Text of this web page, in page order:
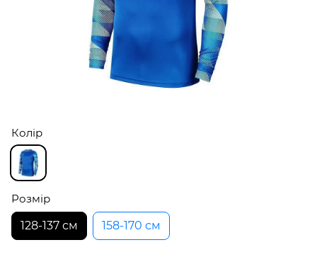
Колір
Розмір
128-137 см
158-170 см